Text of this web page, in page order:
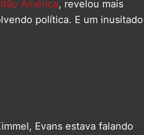
América, revelou mais
política. E um inusitado
Evans estava falando